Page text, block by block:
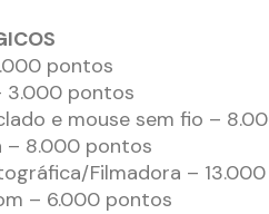
pontos
3.000 pontos
e mouse sem fio –
– 8.000 pontos
Filmadora –
– 6.000 pontos